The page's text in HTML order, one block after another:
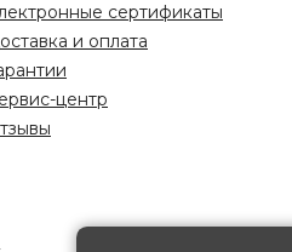
сертификаты
и оплата
центр